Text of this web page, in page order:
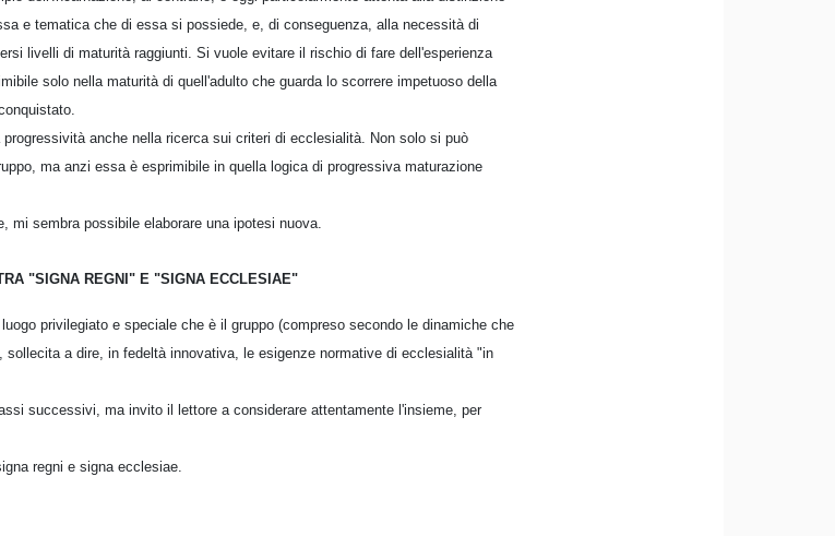
e tematica che di essa si possiede, e, di conseguenza, alla necessità di
livelli di maturità raggiunti. Si vuole evitare il rischio di fare dell'esperienza
solo nella maturità di quell'adulto che guarda lo scorrere impetuoso della
anche nella ricerca sui criteri di ecclesialità. Non solo si può
ma anzi essa è esprimibile in quella logica di progressiva maturazione
mi sembra possibile elaborare una ipotesi nuova.
"SIGNA REGNI" E "SIGNA ECCLESIAE"
privilegiato e speciale che è il gruppo (compreso secondo le dinamiche che
a dire, in fedeltà innovativa, le esigenze normative di ecclesialità "in
successivi, ma invito il lettore a considerare attentamente l'insieme, per
regni e signa ecclesiae.